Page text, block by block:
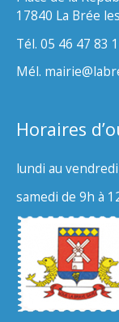
17840 La Brée
Tél. 05 46 47 83
Mél.
Horaires
lundi au
samedi de 9h à